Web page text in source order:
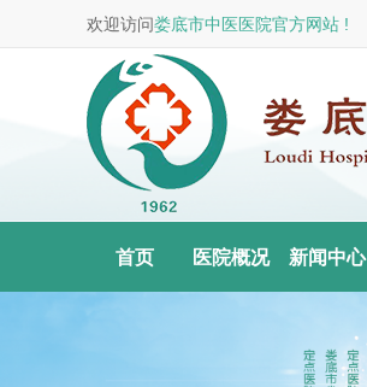
欢迎访问娄底市中医医院官方网站 !
首页 医院概况 新闻中心